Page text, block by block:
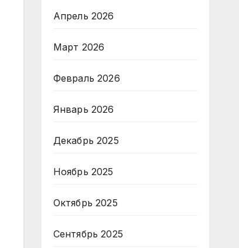
Апрель 2026
Март 2026
Февраль 2026
Январь 2026
Декабрь 2025
Ноябрь 2025
Октябрь 2025
Сентябрь 2025